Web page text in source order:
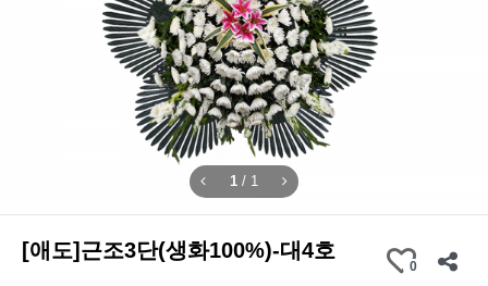
1 / 1
[애도]근조3단(생화100%)-대4호
0